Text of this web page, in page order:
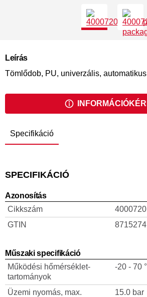
Leírás
Tömlődob, PU, univerzális,
Specifikáció
SPECIFIKÁCIÓ
Azonosítás
Cikkszám
4000720
GTIN
Műszaki specifikáció
Működési hőmérséklet-
tartományok
-20 - 70
Üzemi nyomás, max.
15.0 bar